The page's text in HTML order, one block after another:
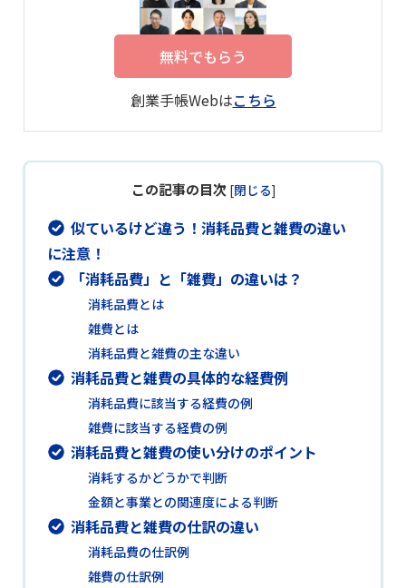
無料でもらう
創業手帳Webはこちら
この記事の目次 [閉じる]
似ているけど違う！消耗品費と雑費の違い
に注意！
「消耗品費」と「雑費」の違いは？
消耗品費とは
雑費とは
消耗品費と雑費の主な違い
消耗品費と雑費の具体的な経費例
消耗品費に該当する経費の例
雑費に該当する経費の例
消耗品費と雑費の使い分けのポイント
消耗するかどうかで判断
金額と事業との関連度による判断
消耗品費と雑費の仕訳の違い
消耗品費の仕訳例
雑費の仕訳例